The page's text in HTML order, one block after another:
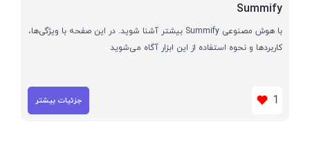
Summify
با هوش مصنوعی Summify بیشتر آشنا شوید. در این صفحه با ویژگی‌ها،
کاربردها و نحوه استفاده از این ابزار آگاه می‌شوید
1 جزئیات بیشتر